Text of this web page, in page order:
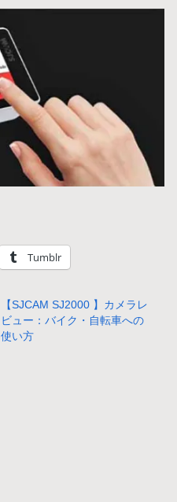
Tumblr
【SJCAM SJ2000 】カメラレ
ビュー：バイク・自転車への
使い方